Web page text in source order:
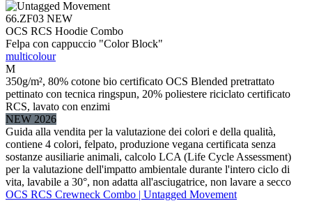
66.ZF03 NEW
OCS RCS Hoodie Combo
Felpa con cappuccio "Color Block"
multicolour
M
350g/m², 80% cotone bio certificato OCS Blended pretrattato
pettinato con tecnica ringspun, 20% poliestere riciclato certificato
RCS, lavato con enzimi
NEW 2026
Guida alla vendita per la valutazione dei colori e della qualità,
contiene 4 colori, felpato, produzione vegana certificata senza
sostanze ausiliarie animali, calcolo LCA (Life Cycle Assessment)
per la valutazione dell'impatto ambientale durante l'intero ciclo di
vita, lavabile a 30°, non adatta all'asciugatrice, non lavare a secco
OCS RCS Crewneck Combo | Untagged Movement